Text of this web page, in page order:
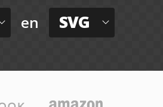
en SVG